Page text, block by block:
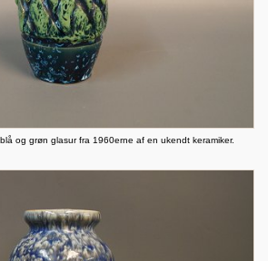
og grøn glasur fra 1960erne af en ukendt keramiker.